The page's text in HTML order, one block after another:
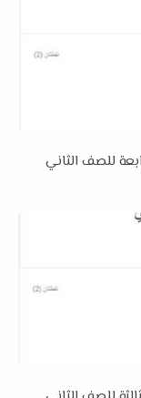
للصف الثاني